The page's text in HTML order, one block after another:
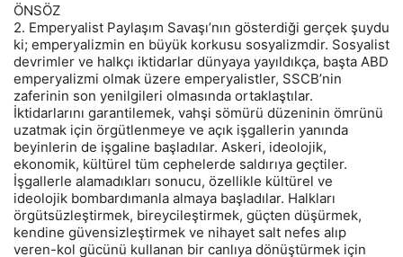
ÖNSÖZ
2. Emperyalist Paylaşım Savaşı’nın gösterdiği gerçek şuydu
ki; emperyalizmin en büyük korkusu sosyalizmdir. Sosyalist
devrimler ve halkçı iktidarlar dünyaya yayıldıkça, başta ABD
emperyalizmi olmak üzere emperyalistler, SSCB’nin
zaferinin son yenilgileri olmasında ortaklaştılar.
İktidarlarını garantilemek, vahşi sömürü düzeninin ömrünü
uzatmak için örgütlenmeye ve açık işgallerin yanında
beyinlerin de işgaline başladılar. Askeri, ideolojik,
ekonomik, kültürel tüm cephelerde saldırıya geçtiler.
İşgallerle alamadıkları sonucu, özellikle kültürel ve
ideolojik bombardımanla almaya başladılar. Halkları
örgütsüzleştirmek, bireycileştirmek, güçten düşürmek,
kendine güvensizleştirmek ve nihayet salt nefes alıp
veren-kol gücünü kullanan bir canlıya dönüştürmek için